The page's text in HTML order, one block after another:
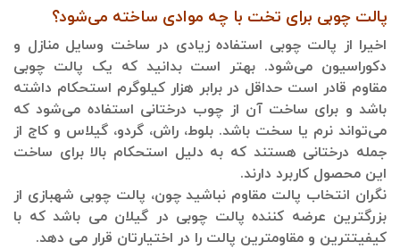
پالت چوبی برای تخت با چه موادی ساخته می‌شود؟
اخیرا از پالت چوبی استفاده زیادی در ساخت وسایل منازل و
دکوراسیون می‌شود. بهتر است بدانید که یک پالت چوبی
مقاوم قادر است حداقل در برابر هزار کیلوگرم استحکام داشته
باشد و برای ساخت آن از چوب درختانی استفاده می‌شود که
می‌تواند نرم یا سخت باشد. بلوط، راش، گردو، گیلاس و کاج از
جمله درختانی هستند که به دلیل استحکام بالا برای ساخت
این محصول کاربرد دارند.
نگران انتخاب پالت مقاوم نباشید چون، پالت چوبی شهبازی از
بزرگترین عرضه کننده پالت چوبی در گیلان می باشد که با
کیفیتترین و مقاومترین پالت را در اختیارتان قرار می دهد.